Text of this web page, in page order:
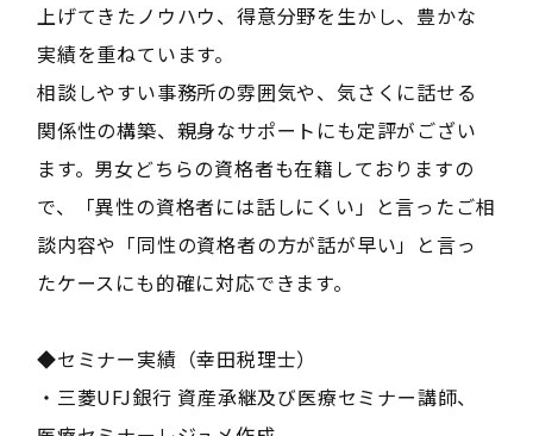
上げてきたノウハウ、得意分野を生かし、豊かな
実績を重ねています。
相談しやすい事務所の雰囲気や、気さくに話せる
関係性の構築、親身なサポートにも定評がござい
ます。男女どちらの資格者も在籍しておりますの
で、「異性の資格者には話しにくい」と言ったご相
談内容や「同性の資格者の方が話が早い」と言っ
たケースにも的確に対応できます。
◆セミナー実績（幸田税理士）
・三菱UFJ銀行 資産承継及び医療セミナー講師、